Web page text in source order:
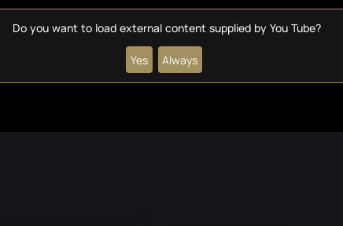
Do you want to load external content supplied by You Tube?
Yes Always